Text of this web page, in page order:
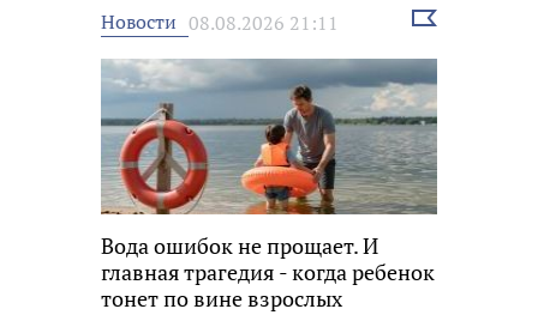
Новости 08.08.2026 21:11
Выбрать
Вода ошибок не прощает. И
главная трагедия - когда ребенок
тонет по вине взрослых